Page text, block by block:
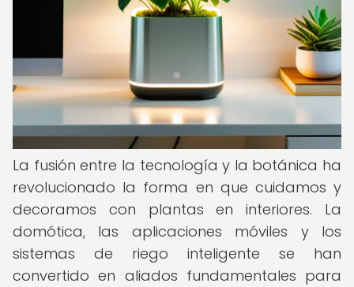
La fusión entre la tecnología y la botánica ha
revolucionado la forma en que cuidamos y
decoramos con plantas en interiores. La
domótica, las aplicaciones móviles y los
sistemas de riego inteligente se han
convertido en aliados fundamentales para